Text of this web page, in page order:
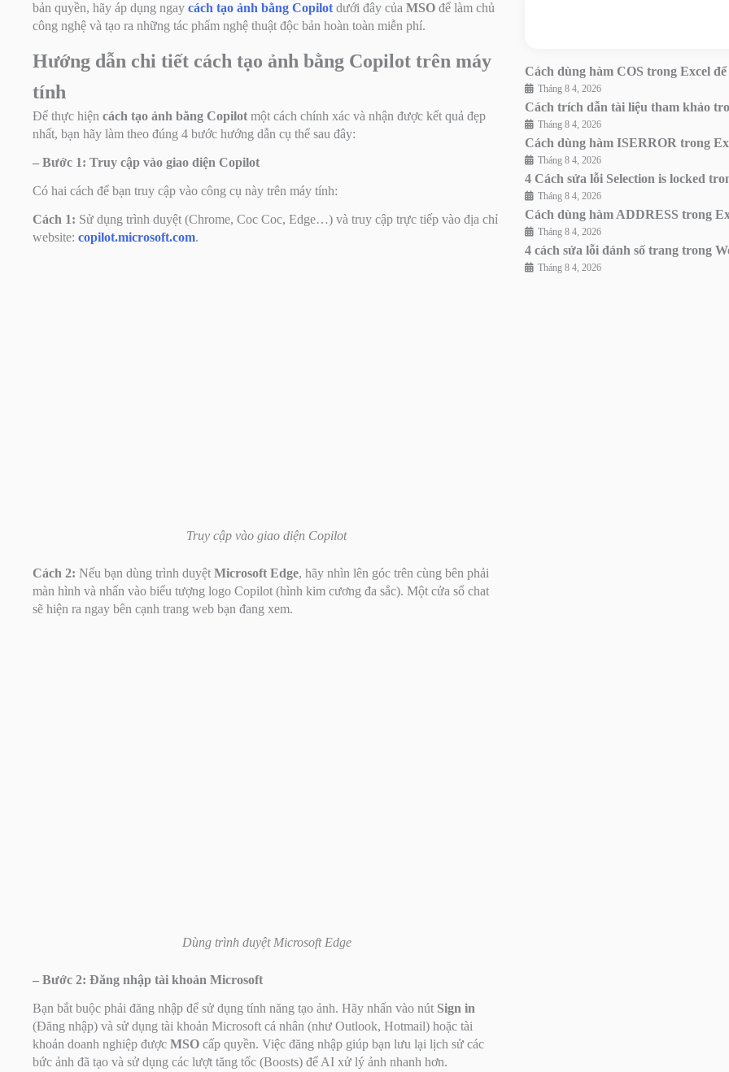
bản quyền, hãy áp dụng ngay cách tạo ảnh bằng Copilot dưới đây của MSO để làm chủ
công nghệ và tạo ra những tác phẩm nghệ thuật độc bản hoàn toàn miễn phí.
Hướng dẫn chi tiết cách tạo ảnh bằng Copilot trên máy
tính
Để thực hiện cách tạo ảnh bằng Copilot một cách chính xác và nhận được kết quả đẹp
nhất, bạn hãy làm theo đúng 4 bước hướng dẫn cụ thể sau đây:
– Bước 1: Truy cập vào giao diện Copilot
Có hai cách để bạn truy cập vào công cụ này trên máy tính:
Cách 1: Sử dụng trình duyệt (Chrome, Coc Coc, Edge…) và truy cập trực tiếp vào địa chỉ
website: copilot.microsoft.com.
Truy cập vào giao diện Copilot
Cách 2: Nếu bạn dùng trình duyệt Microsoft Edge, hãy nhìn lên góc trên cùng bên phải
màn hình và nhấn vào biểu tượng logo Copilot (hình kim cương đa sắc). Một cửa sổ chat
sẽ hiện ra ngay bên cạnh trang web bạn đang xem.
Dùng trình duyệt Microsoft Edge
– Bước 2: Đăng nhập tài khoản Microsoft
Bạn bắt buộc phải đăng nhập để sử dụng tính năng tạo ảnh. Hãy nhấn vào nút Sign in
(Đăng nhập) và sử dụng tài khoản Microsoft cá nhân (như Outlook, Hotmail) hoặc tài
khoản doanh nghiệp được MSO cấp quyền. Việc đăng nhập giúp bạn lưu lại lịch sử các
bức ảnh đã tạo và sử dụng các lượt tăng tốc (Boosts) để AI xử lý ảnh nhanh hơn.
Cách dùng hàm COS trong Excel
Tháng 8 4, 2026
Cách trích dẫn tài liệu tham khảo
Tháng 8 4, 2026
Cách dùng hàm ISERROR trong
Tháng 8 4, 2026
4 Cách sửa lỗi Selection is locked
Tháng 8 4, 2026
Cách dùng hàm ADDRESS trong
Tháng 8 4, 2026
4 cách sửa lỗi đánh số trang trong
Tháng 8 4, 2026